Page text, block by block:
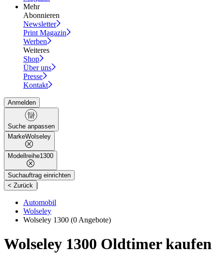
Mehr
Abonnieren
Newsletter
Print Magazin
Werben
Weiteres
Shop
Über uns
Presse
Kontakt
Anmelden
Suche anpassen
MarkeWolseley
Modellreihe1300
Suchauftrag einrichten
< Zurück |
Automobil
Wolseley
Wolseley 1300 (0 Angebote)
Wolseley 1300 Oldtimer kaufen